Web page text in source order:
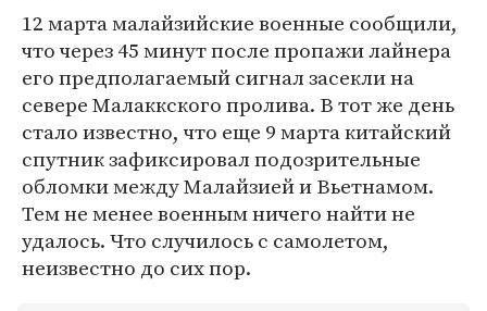
12 марта малайзийские военные сообщили,
что через 45 минут после пропажи лайнера
его предполагаемый сигнал засекли на
севере Малаккского пролива. В тот же день
стало известно, что еще 9 марта китайский
спутник зафиксировал подозрительные
обломки между Малайзией и Вьетнамом.
Тем не менее военным ничего найти не
удалось. Что случилось с самолетом,
неизвестно до сих пор.